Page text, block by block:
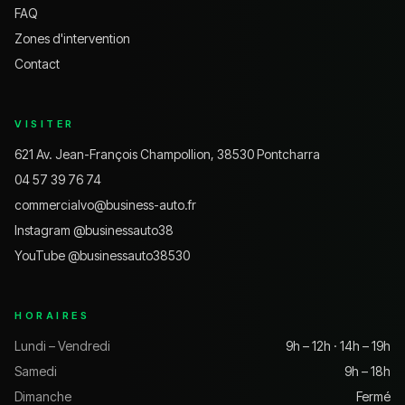
FAQ
Zones d'intervention
Contact
VISITER
621 Av. Jean-François Champollion, 38530 Pontcharra
04 57 39 76 74
commercialvo@business-auto.fr
Instagram @businessauto38
YouTube @businessauto38530
HORAIRES
Lundi – Vendredi
9h – 12h · 14h – 19h
Samedi
9h – 18h
Dimanche
Fermé